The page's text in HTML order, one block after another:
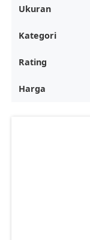
Ukuran
Kategori
Rating
Harga